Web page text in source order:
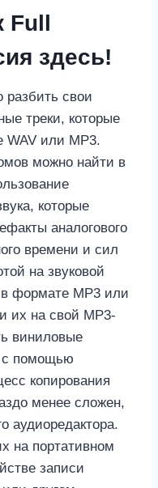
здесь!
разбить свои
треки, которые
WAV или MP3.
можно найти в
которые
аналогового
времени и сил
на звуковой
формате MP3 или
их на свой MP3-
виниловые
с помощью
копирования
менее сложен,
аудиоредактора.
на портативном
записи